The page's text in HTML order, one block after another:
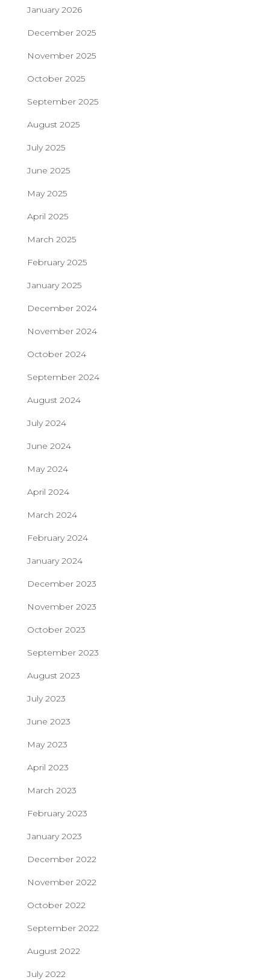
January 2026
December 2025
November 2025
October 2025
September 2025
August 2025
July 2025
June 2025
May 2025
April 2025
March 2025
February 2025
January 2025
December 2024
November 2024
October 2024
September 2024
August 2024
July 2024
June 2024
May 2024
April 2024
March 2024
February 2024
January 2024
December 2023
November 2023
October 2023
September 2023
August 2023
July 2023
June 2023
May 2023
April 2023
March 2023
February 2023
January 2023
December 2022
November 2022
October 2022
September 2022
August 2022
July 2022